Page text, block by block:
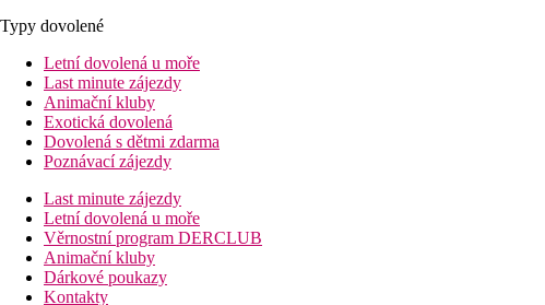
Typy dovolené
Letní dovolená u moře
Last minute zájezdy
Animační kluby
Exotická dovolená
Dovolená s dětmi zdarma
Poznávací zájezdy
Last minute zájezdy
Letní dovolená u moře
Věrnostní program DERCLUB
Animační kluby
Dárkové poukazy
Kontakty